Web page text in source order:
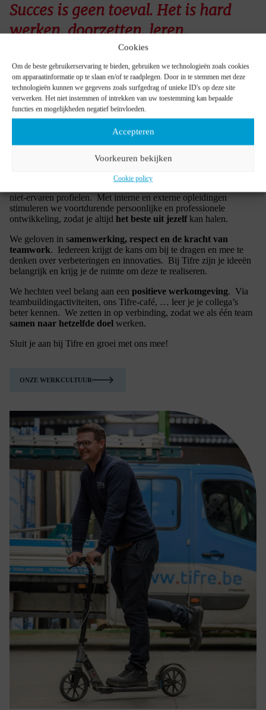
Cookies
Om de beste gebruikerservaring te bieden, gebruiken we technologieën zoals cookies
om apparaatinformatie op te slaan en/of te raadplegen. Door in te stemmen met deze
technologieën kunnen we gegevens zoals surfgedrag of unieke ID's op deze site
verwerken. Het niet instemmen of intrekken van uw toestemming kan bepaalde
functies en mogelijkheden negatief beïnvloeden.
Accepteren
Voorkeuren bekijken
Cookie policy
Succes is geen toeval. Het is hard
werken, doorzetten, leren,
investeren en vooral houden van
wat je doet.
Onze werkcultuur
Hou je van een werkcultuur die zich kenmerkt door
ondernemerschap, initiatief en klantgerichtheid
Bij Tifre waarderen we eigen initiatief, streven we naar
klanttevredenheid, maatwerkoplossingen en persoonlijke service.
niet-ervaren profielen. Met interne en externe opleidingen
stimuleren we voortdurende persoonlijke en professionele
ontwikkeling, zodat je altijd het beste uit jezelfkan halen.
We geloven in samenwerking, respect en de kracht van
teamwork. Iedereen krijgt de kans om bij te dragen en mee te
denken over verbeteringen en innovaties. Bij Tifre zijn je ideeën
belangrijk en krijg je de ruimte om deze te realiseren.
We hechten veel belang aan een positieve werkomgeving. Via
teambuildingactiviteiten, ons Tifre-café, … leer je je collega’s
beter kennen. We zetten in op verbinding, zodat we als één team
samen naar hetzelfde doel werken.
Sluit je aan bij Tifre en groei met ons mee!
ONZE WERKCULTUUR